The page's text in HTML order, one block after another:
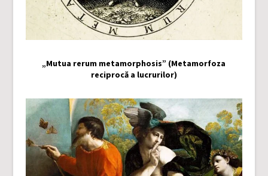
„Mutua rerum metamorphosis” (Metamorfoza
reciprocă a lucrurilor)